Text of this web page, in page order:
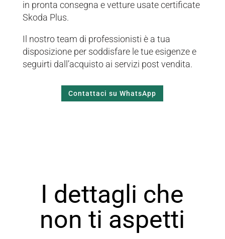
in pronta consegna e vetture usate certificate
Skoda Plus.
Il nostro team di professionisti è a tua
disposizione per soddisfare le tue esigenze e
seguirti dall’acquisto ai servizi post vendita.
Contattaci su WhatsApp
I dettagli che
non ti aspetti